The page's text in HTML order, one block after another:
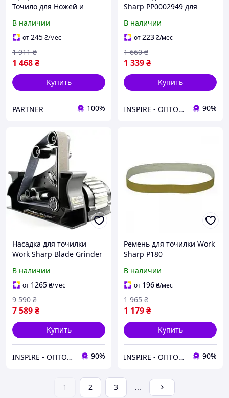
Точило для Ножей и
Pivot Pro (09DX157) T
В наличии
от245₴/мес
1 468₴
1 911 ₴
Купить
PARTNER 100%
Sharp PP0002949 для
В наличии
от223₴/мес
1 339₴
1 660 ₴
Купить
INSPIRE - ОПТОВІ ПРОДАЖІ ТА БЕЗГОТІВКА ДЛЯ БІЗНЕСУ 90%
Насадка для точилки
Work Sharp Blade Grinder
Ken Onion Edition
В наличии
от 1265₴/мес
7 589₴
9 590 ₴
Купить
INSPIRE - ОПТОВІ ПРОДАЖІ ТА БЕЗГОТІВКА ДЛЯ БІЗНЕСУ 90%
Ремень для точилки Work
Sharp P180
В наличии
от 196₴/мес
1 179₴
1 965 ₴
Купить
INSPIRE - ОПТОВІ ПРОДАЖІ ТА БЕЗГОТІВКА ДЛЯ БІЗНЕСУ 90%
1 2 3 ...